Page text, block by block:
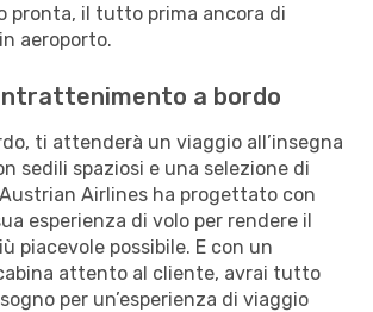
pronta, il tutto prima ancora di
aeroporto.
a bordo
ti attenderà un viaggio all’insegna
sedili spaziosi e una selezione di
Airlines ha progettato con
esperienza di volo per rendere il
piacevole possibile. E con un
attento al cliente, avrai tutto
per un’esperienza di viaggio